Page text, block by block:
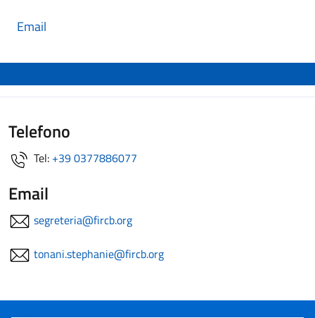
Email
Telefono
Tel: +39 0377886077
Email
segreteria@fircb.org
tonani.stephanie@fircb.org